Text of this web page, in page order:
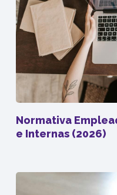
Normativa
e Internas (2026)